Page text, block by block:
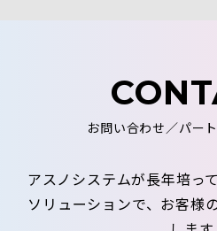
お問い合わせ／パー
アスノシステムが長年培っ
ソリューションで、お客様